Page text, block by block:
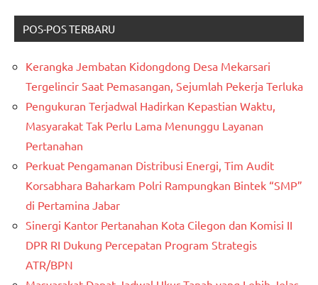
POS-POS TERBARU
Kerangka Jembatan Kidongdong Desa Mekarsari
Tergelincir Saat Pemasangan, Sejumlah Pekerja Terluka
Pengukuran Terjadwal Hadirkan Kepastian Waktu,
Masyarakat Tak Perlu Lama Menunggu Layanan
Pertanahan
Perkuat Pengamanan Distribusi Energi, Tim Audit
Korsabhara Baharkam Polri Rampungkan Bintek “SMP”
di Pertamina Jabar
Sinergi Kantor Pertanahan Kota Cilegon dan Komisi II
DPR RI Dukung Percepatan Program Strategis
ATR/BPN